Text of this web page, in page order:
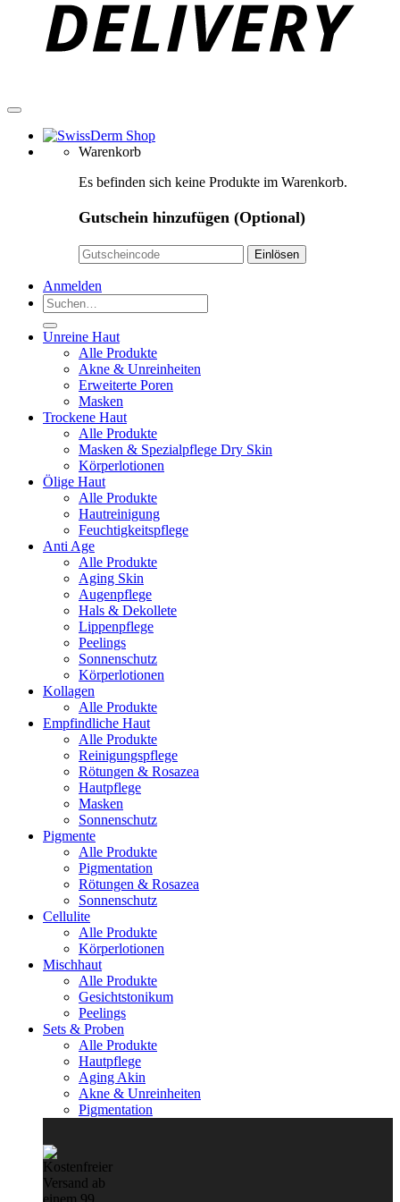
Warenkorb
Es befinden sich keine Produkte im Warenkorb.
Gutschein hinzufügen (Optional)
Anmelden
Suchen
nach:
Unreine Haut
Alle Produkte
Akne & Unreinheiten
Erweiterte Poren
Masken
Trockene Haut
Alle Produkte
Masken & Spezialpflege Dry Skin
Körperlotionen
Ölige Haut
Alle Produkte
Hautreinigung
Feuchtigkeitspflege
Anti Age
Alle Produkte
Aging Skin
Augenpflege
Hals & Dekollete
Lippenpflege
Peelings
Sonnenschutz
Körperlotionen
Kollagen
Alle Produkte
Empfindliche Haut
Alle Produkte
Reinigungspflege
Rötungen & Rosazea
Hautpflege
Masken
Sonnenschutz
Pigmente
Alle Produkte
Pigmentation
Rötungen & Rosazea
Sonnenschutz
Cellulite
Alle Produkte
Körperlotionen
Mischhaut
Alle Produkte
Gesichtstonikum
Peelings
Sets & Proben
Alle Produkte
Hautpflege
Aging Akin
Akne & Unreinheiten
Pigmentation